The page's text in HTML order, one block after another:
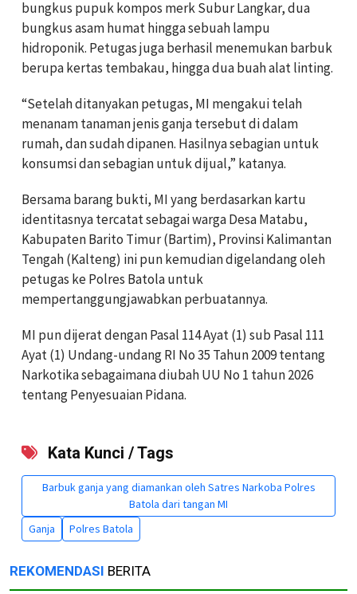
bungkus pupuk kompos merk Subur Langkar, dua
bungkus asam humat hingga sebuah lampu
hidroponik. Petugas juga berhasil menemukan barbuk
berupa kertas tembakau, hingga dua buah alat linting.
“Setelah ditanyakan petugas, MI mengakui telah
menanam tanaman jenis ganja tersebut di dalam
rumah, dan sudah dipanen. Hasilnya sebagian untuk
konsumsi dan sebagian untuk dijual,” katanya.
Bersama barang bukti, MI yang berdasarkan kartu
identitasnya tercatat sebagai warga Desa Matabu,
Kabupaten Barito Timur (Bartim), Provinsi Kalimantan
Tengah (Kalteng) ini pun kemudian digelandang oleh
petugas ke Polres Batola untuk
mempertanggungjawabkan perbuatannya.
MI pun dijerat dengan Pasal 114 Ayat (1) sub Pasal 111
Ayat (1) Undang-undang RI No 35 Tahun 2009 tentang
Narkotika sebagaimana diubah UU No 1 tahun 2026
tentang Penyesuaian Pidana.
Kata Kunci / Tags
Barbuk ganja yang diamankan oleh Satres Narkoba Polres
Batola dari tangan MI
Ganja
Polres Batola
REKOMENDASI BERITA